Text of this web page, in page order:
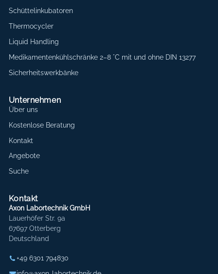
Schüttelinkubatoren
Thermocycler
Liquid Handling
Medikamentenkühlschränke 2–8 °C mit und ohne DIN 13277
Sicherheitswerkbänke
Unternehmen
Über uns
Kostenlose Beratung
Kontakt
Angebote
Suche
Kontakt
Axon Labortechnik GmbH
Lauerhöfer Str. 9a
67697 Otterberg
Deutschland
+49 6301 794830